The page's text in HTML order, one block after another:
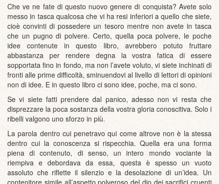
Che ve ne fate di questo nuovo genere di conquista? Avete solo
messo in tasca qualcosa che vi ha resi inferiori a quello che siete,
cioè convinti di possedere un tesoro mentre non avete in tasca
che un pugno di polvere. Certo, quella poca polvere, le poche
idee contenute in questo libro, avrebbero potuto fruttare
abbastanza per rendere degna la vostra fatica di essere
sopportata fino in fondo, ma non l’avete voluto, vi siete inchinati di
fronti alle prime difficoltà, sminuendovi al livello di lettori di opinioni
non di idee. E in questo libro ci sono idee, poche, ma ci sono.
Se vi siete fatti prendere dal panico, adesso non vi resta che
disprezzare la poca sostanza della vostra gloria conoscitiva. Solo i
ribelli valgono uno sforzo in più.
La parola dentro cui penetravo qui come altrove non è la stessa
dentro cui la conoscenza si rispecchia. Quella era una forma
piena di contenuto, di senso, un intero mondo vociante la
riempiva e debordava da essa, questa è spesso un vuoto
assoluto che riflette il silenzio e la desolazione di un’idea. Un